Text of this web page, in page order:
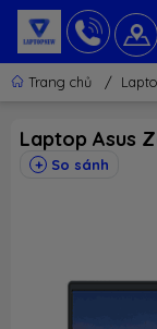
Trang chủ /
Laptop Asus
So sánh